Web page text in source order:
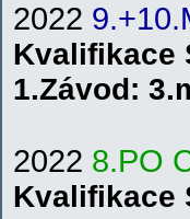
2022
Kvalifikace
1.Závod:
2022 8.PO
Kvalifikace